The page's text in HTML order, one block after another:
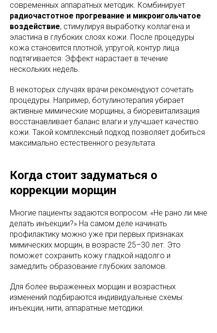
современных аппаратных методик. Комбинирует
радиочастотное прогревание и микроигольчатое
воздействие, стимулируя выработку коллагена и
эластина в глубоких слоях кожи. После процедуры
кожа становится плотной, упругой, контур лица
подтягивается. Эффект нарастает в течение
нескольких недель.
В некоторых случаях врачи рекомендуют сочетать
процедуры. Например, ботулинотерапия убирает
активные мимические морщины, а биоревитализация
восстанавливает баланс влаги и улучшает качество
кожи. Такой комплексный подход позволяет добиться
максимально естественного результата.
Когда стоит задуматься о
коррекции морщин
Многие пациенты задаются вопросом: «Не рано ли мне
делать инъекции?» На самом деле начинать
профилактику можно уже при первых признаках
мимических морщин, в возрасте 25–30 лет. Это
поможет сохранить кожу гладкой надолго и
замедлить образование глубоких заломов.
Для более выраженных морщин и возрастных
изменений подбираются индивидуальные схемы:
инъекции, нити, аппаратные методики.